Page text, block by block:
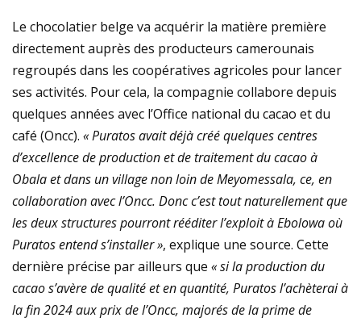
Le chocolatier belge va acquérir la matière première
directement auprès des producteurs camerounais
regroupés dans les coopératives agricoles pour lancer
ses activités. Pour cela, la compagnie collabore depuis
quelques années avec l’Office national du cacao et du
café (Oncc). « Puratos avait déjà créé quelques centres
d’excellence de production et de traitement du cacao à
Obala et dans un village non loin de Meyomessala, ce, en
collaboration avec l’Oncc. Donc c’est tout naturellement que
les deux structures pourront rééditer l’exploit à Ebolowa où
Puratos entend s’installer », explique une source. Cette
dernière précise par ailleurs que « si la production du
cacao s’avère de qualité et en quantité, Puratos l’achèterai à
la fin 2024 aux prix de l’Oncc, majorés de la prime de